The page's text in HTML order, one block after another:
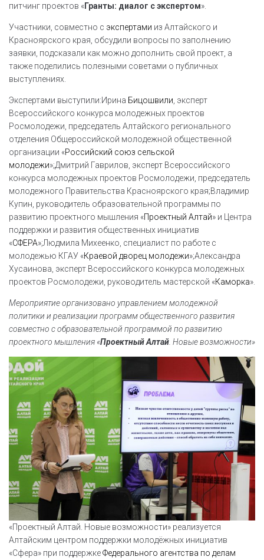
питчинг проектов «Гранты: диалог с экспертом».
Участники, совместно с экспертами из Алтайского и
Красноярского края, обсудили вопросы по заполнению
заявки, подсказали как можно дополнить свой проект, а
также поделились полезными советами о публичных
выступлениях.
Экспертами выступили:Ирина Бицошвили , эксперт
Всероссийского конкурса молодежных проектов
Росмолодежи, председатель Алтайского регионального
отделения Общероссийской молодежной общественной
организации «Российский союз сельской
молодежи»;Дмитрий Гаврилов, эксперт Всероссийского
конкурса молодежных проектов Росмолодежи, председатель
молодежного Правительства Красноярского края;Владимир
Купин, руководитель образовательной программы по
развитию проектного мышления «Проектный Алтай» и Центра
поддержки и развития общественных инициатив
«СФЕРА»;Людмила Михеенко, специалист по работе с
молодежью КГАУ «Краевой дворец молодежи»;Александра
Хусаинова, эксперт Всероссийского конкурса молодежных
проектов Росмолодежи, руководитель мастерской «Каморка».
Мероприятие организовано управлением молодежной
политики и реализации программ общественного развития
совместно с образовательной программой по развитию
проектного мышления «Проектный Алтай . Новые возможности»
«Проектный Алтай. Новые возможности» реализуется
Алтайским центром поддержки молодёжных инициатив
«Сфера» при поддержкеФедерального агентства по делам